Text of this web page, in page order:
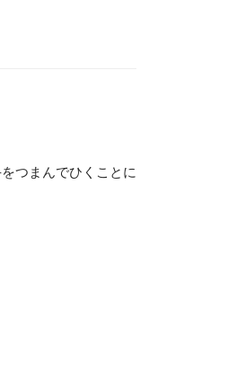
つまんでひくことに